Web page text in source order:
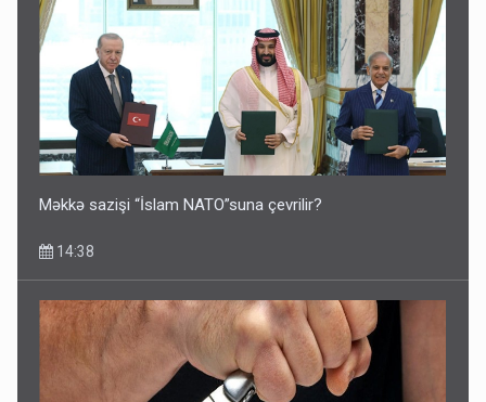
Məkkə sazişi “İslam NATO”suna çevrilir?
14:38